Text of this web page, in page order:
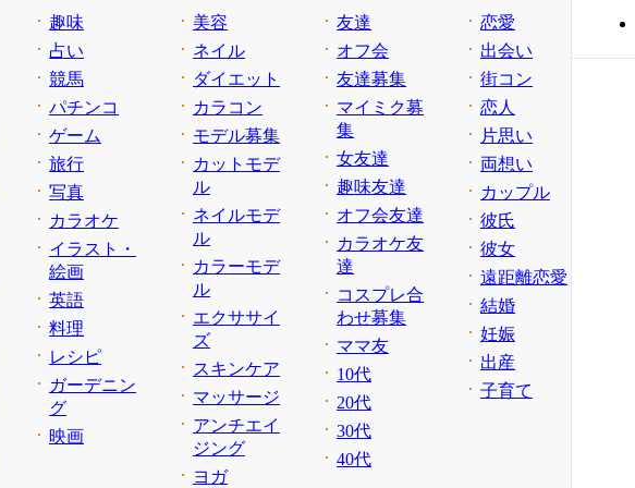
趣味
占い
競馬
パチンコ
ゲーム
旅行
写真
カラオケ
イラスト・
絵画
英語
料理
レシピ
ガーデニン
グ
映画
美容
ネイル
ダイエット
カラコン
モデル募集
カットモデ
ル
ネイルモデ
ル
カラーモデ
ル
エクササイ
ズ
スキンケア
マッサージ
アンチエイ
ジング
ヨガ
友達
オフ会
友達募集
マイミク募
集
女友達
趣味友達
オフ会友達
カラオケ友
達
コスプレ合
わせ募集
ママ友
10代
20代
30代
40代
恋愛
出会い
街コン
恋人
片思い
両想い
カップル
彼氏
彼女
遠距離恋愛
結婚
妊娠
出産
子育て